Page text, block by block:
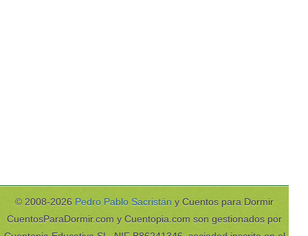
© 2008-2026 Pedro Pablo Sacristán y Cuentos para Dormir
CuentosParaDormir.com y Cuentopia.com son gestionados por